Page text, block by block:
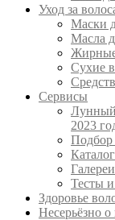
Уход за
Маски
Масла
Сухие
Сервисы
Лунный
2023
Подбор
Тесты
Здоровье
Несерьёзно о